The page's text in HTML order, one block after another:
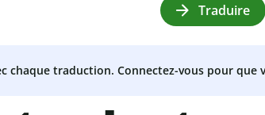
Traduire
chaque traduction. Connectez-vous pour